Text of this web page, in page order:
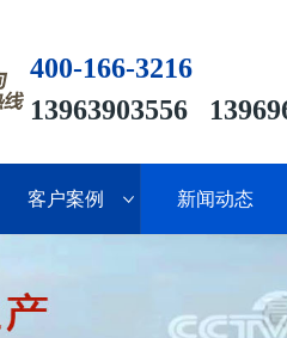
400-166-3216
13963903556
客户案例 新闻动态